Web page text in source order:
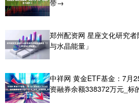
带→
郑州配资网 星座文化研究
与水晶能量」
中祥网 黄金ETF基金：7月
资融券余额338372万元_标